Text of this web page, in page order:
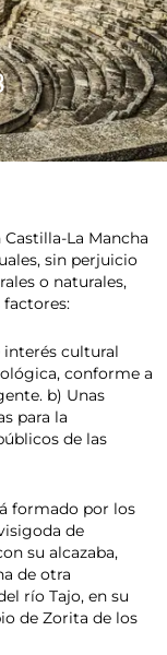
La Mancha
sin perjuicio
o naturales,
interés cultural
conforme a
b) Unas
para la
de las
formado por los
de
su alcazaba,
de otra
río Tajo, en su
de Zorita de los